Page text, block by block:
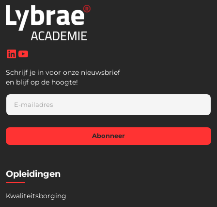
LinkedIn
Schrijf je in voor onze nieuwsbrief
en blijf op de hoogte!
E
a
i
*
Abonneer
Opleidingen
Kwaliteitsborging